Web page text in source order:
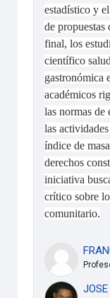
estadístico y
de
final, los
científico
gastronómica
académicos
lasnormas de
las
índice de
derechos
iniciativa
crítico sobre
comunitario.